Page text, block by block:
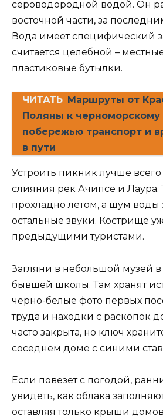
сероводородной водой. Он
восточной части, за
Вода имеет специфический
считается целебной –
пластиковые бутылки.
ЧИТАТЬ Маршруты от
Поляны к черноморскому
побережью транспорт и
в пути
Устроить пикник лучше
слияния рек Ачипсе и Лаура.
прохладно летом, а шум воды
остальные звуки. Кострище
предыдущими туристами.
Загляни в небольшой музей
бывшей школы. Там хранят
черно-белые фото первых
труда и находки с раскопок
часто закрыта, но ключ
соседнем доме с синими
Если повезет с погодой,
увидеть, как облака
оставляя только крыши